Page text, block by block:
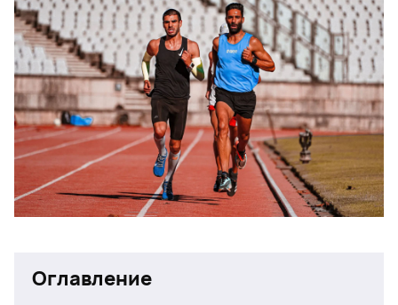
Оглавление